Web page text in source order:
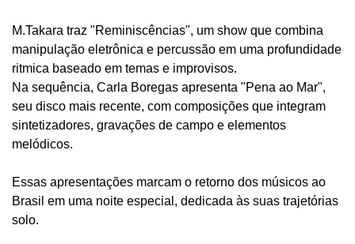
M.Takara traz "Reminiscências", um show que combina
manipulação eletrônica e percussão em uma profundidade
ritmica baseado em temas e improvisos.
Na sequência, Carla Boregas apresenta "Pena ao Mar",
seu disco mais recente, com composições que integram
sintetizadores, gravações de campo e elementos
melódicos.
Essas apresentações marcam o retorno dos músicos ao
Brasil em uma noite especial, dedicada às suas trajetórias
solo.